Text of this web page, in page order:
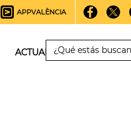
APPVALÈNCIA
ACTUALIDAD